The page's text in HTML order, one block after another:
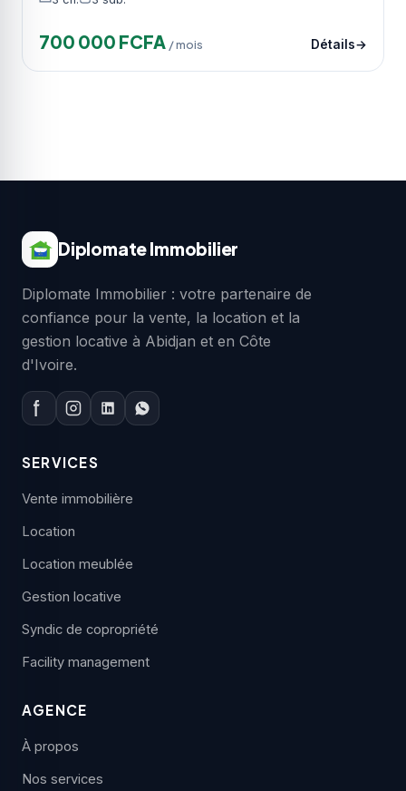
700 000 FCFA / mois Détails
Diplomate Immobilier
Diplomate Immobilier : votre partenaire de
confiance pour la vente, la location et la
gestion locative à Abidjan et en Côte
d'Ivoire.
SERVICES
Vente immobilière
Location
Location meublée
Gestion locative
Syndic de copropriété
Facility management
AGENCE
À propos
Nos services